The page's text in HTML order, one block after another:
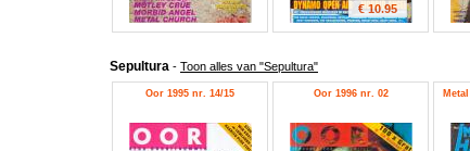
€ 10.95
Sepultura - Toon alles van "Sepultura"
Oor 1995 nr. 14/15 Oor 1996 nr. 02